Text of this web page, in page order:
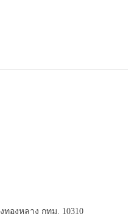
องหลาง กทม. 10310